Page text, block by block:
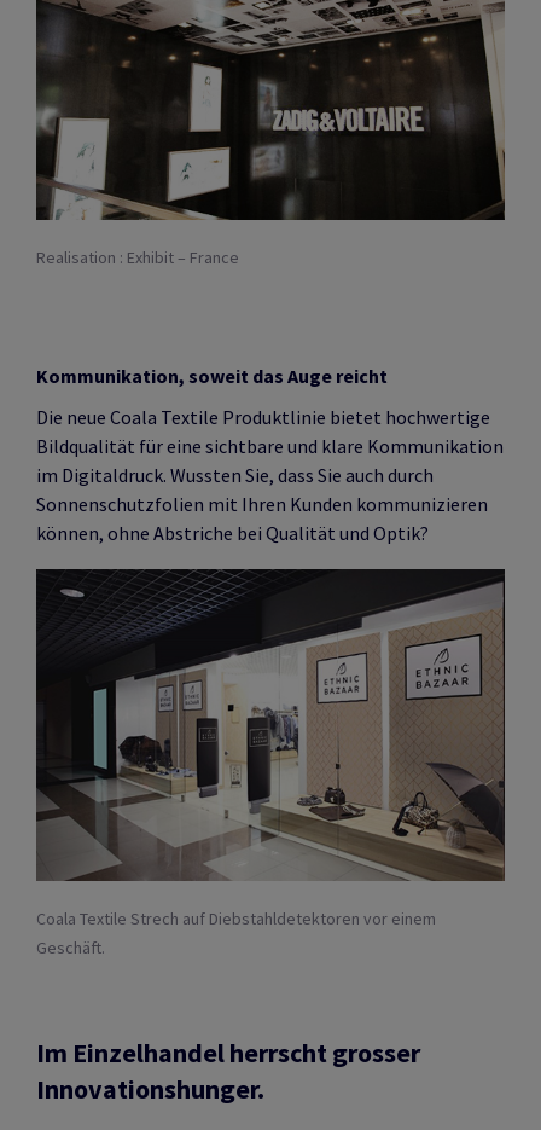
Realisation : Exhibit – France
Kommunikation, soweit das Auge reicht
Die neue Coala Textile Produktlinie bietet hochwertige
Bildqualität für eine sichtbare und klare Kommunikation
im Digitaldruck. Wussten Sie, dass Sie auch durch
Sonnenschutzfolien mit Ihren Kunden kommunizieren
können, ohne Abstriche bei Qualität und Optik?
Coala Textile Strech auf Diebstahldetektoren vor einem
Geschäft.
Im Einzelhandel herrscht grosser
Innovationshunger.